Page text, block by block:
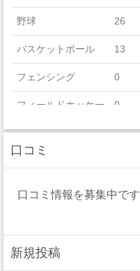
野球 26
バスケットボール 13
フェンシング 0
フィールドホッケー 0
フットボール 56
アイスホッケー 36
ボート
口コミ
口コミ情報を募集中です
新規投稿